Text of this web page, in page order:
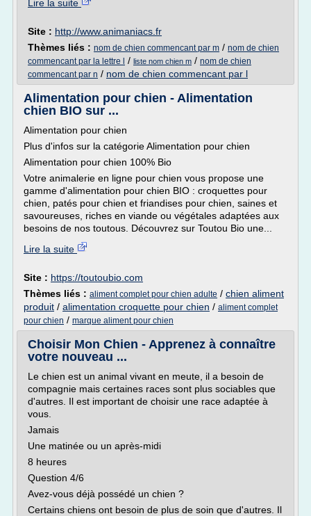
Lire la suite
Site : http://www.animaniacs.fr
Thèmes liés : nom de chien commencant par m / nom de chien
commencant par la lettre l
/ liste nom chien m / nom de chien
commencant par n / nom de chien commencant par l
Alimentation pour chien - Alimentation
chien BIO sur ...
Alimentation pour chien
Plus d'infos sur la catégorie Alimentation pour chien
Alimentation pour chien 100% Bio
Votre animalerie en ligne pour chien vous propose une
gamme d'alimentation pour chien BIO : croquettes pour
chien, patés pour chien et friandises pour chien, saines et
savoureuses, riches en viande ou végétales adaptées aux
besoins de nos toutous. Découvrez sur Toutou Bio une...
Lire la suite
Site : https://toutoubio.com
Thèmes liés : aliment complet pour chien adulte / chien aliment
produit / alimentation croquette pour chien / aliment complet
pour chien / marque aliment pour chien
Choisir Mon Chien - Apprenez à connaître
votre nouveau ...
Le chien est un animal vivant en meute, il a besoin de
compagnie mais certaines races sont plus sociables que
d'autres. Il est important de choisir une race adaptée à
vous.
Jamais
Une matinée ou un après-midi
8 heures
Question 4/6
Avez-vous déjà possédé un chien ?
Certains chiens ont besoin de plus de soin que d'autres. Il